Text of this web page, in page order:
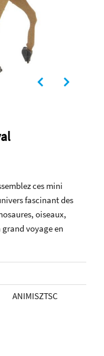
ces mini
fascinant des
oiseaux,
voyage en
ANIMISZTSC